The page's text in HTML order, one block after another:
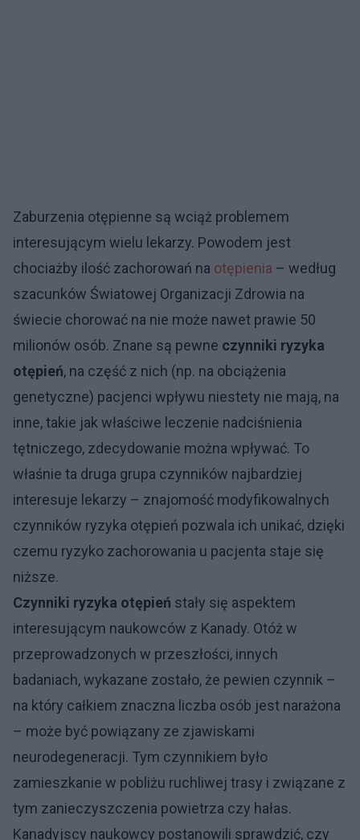
Zaburzenia otępienne są wciąż problemem
interesującym wielu lekarzy. Powodem jest
chociażby ilość zachorowań na otępienia – według
szacunków Światowej Organizacji Zdrowia na
świecie chorować na nie może nawet prawie 50
milionów osób. Znane są pewne czynniki ryzyka
otępień, na część z nich (np. na obciążenia
genetyczne) pacjenci wpływu niestety nie mają, na
inne, takie jak właściwe leczenie nadciśnienia
tętniczego, zdecydowanie można wpływać. To
właśnie ta druga grupa czynników najbardziej
interesuje lekarzy – znajomość modyfikowalnych
czynników ryzyka otępień pozwala ich unikać, dzięki
czemu ryzyko zachorowania u pacjenta staje się
niższe.
Czynniki ryzyka otępień stały się aspektem
interesującym naukowców z Kanady. Otóż w
przeprowadzonych w przeszłości, innych
badaniach, wykazane zostało, że pewien czynnik –
na który całkiem znaczna liczba osób jest narażona
– może być powiązany ze zjawiskami
neurodegeneracji. Tym czynnikiem było
zamieszkanie w pobliżu ruchliwej trasy i związane z
tym zanieczyszczenia powietrza czy hałas.
Kanadyjscy naukowcy postanowili sprawdzić, czy